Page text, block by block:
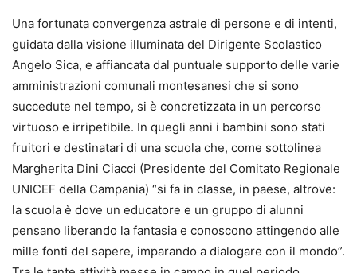
Una fortunata convergenza astrale di persone e di intenti,
guidata dalla visione illuminata del Dirigente Scolastico
Angelo Sica, e affiancata dal puntuale supporto delle varie
amministrazioni comunali montesanesi che si sono
succedute nel tempo, si è concretizzata in un percorso
virtuoso e irripetibile. In quegli anni i bambini sono stati
fruitori e destinatari di una scuola che, come sottolinea
Margherita Dini Ciacci (Presidente del Comitato Regionale
UNICEF della Campania) “si fa in classe, in paese, altrove:
la scuola è dove un educatore e un gruppo di alunni
pensano liberando la fantasia e conoscono attingendo alle
mille fonti del sapere, imparando a dialogare con il mondo”.